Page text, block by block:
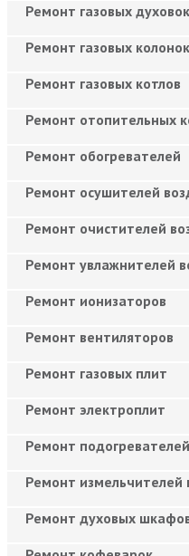
Ремонт газовых духовок
Ремонт газовых колонок
Ремонт газовых котлов
Ремонт отопительных
Ремонт обогревателей
Ремонт осушителей
Ремонт очистителей
Ремонт увлажнителей
Ремонт ионизаторов
Ремонт вентиляторов
Ремонт газовых плит
Ремонт электроплит
Ремонт
Ремонт
Ремонт духовых